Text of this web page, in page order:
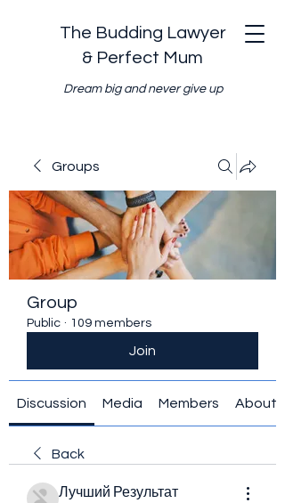
The Budding Lawyer
& Perfect Mum
Dream big and never give up
Groups
Group
Public · 109 members
Join
Discussion Media Members About
Back
Лучший Результат